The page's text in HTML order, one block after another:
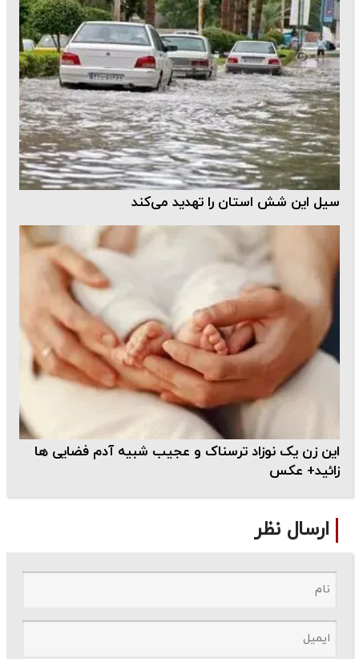
سیل این شش استان را تهدید می‌کند
این زن یک نوزاد ترسناک و عجیب شبیه آدم فضایی ها
زائید+ عکس
ارسال نظر